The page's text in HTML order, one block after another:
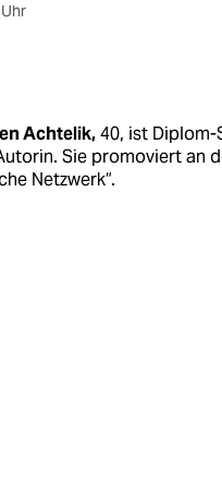
Achtelik,40, ist Diplom-
Sie promoviert an
Netzwerk“.